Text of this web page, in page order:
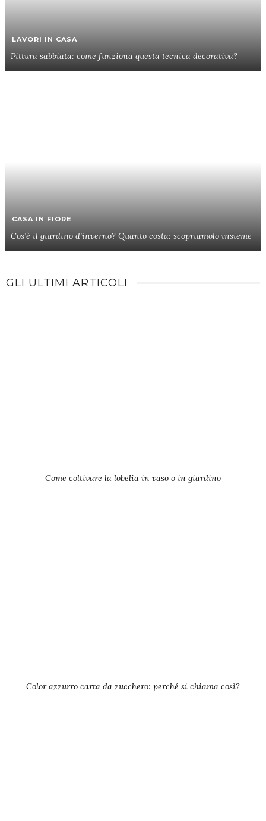
LAVORI IN CASA
Pittura sabbiata: come funziona questa tecnica decorativa?
CASA IN FIORE
Cos’è il giardino d’inverno? Quanto costa: scopriamolo insieme
GLI ULTIMI ARTICOLI
Come coltivare la lobelia in vaso o in giardino
Color azzurro carta da zucchero: perché si chiama così?